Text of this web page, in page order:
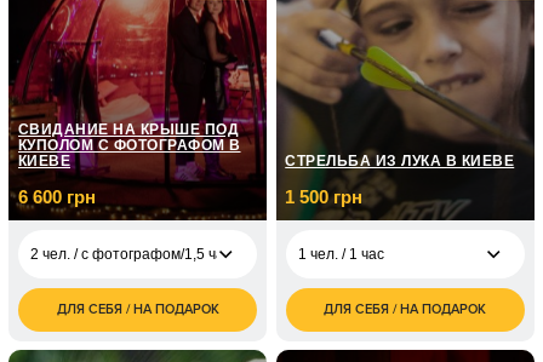
СВИДАНИЕ НА КРЫШЕ ПОД
КУПОЛОМ С ФОТОГРАФОМ В
КИЕВЕ
6 600 грн
2 чел. / с фотографом/1,5 часа
2 чел. / с
фотографом/1,5 часа
грн
ДЛЯ СЕБЯ / НА ПОДАРОК
СТРЕЛЬБА ИЗ ЛУКА В КИЕВЕ
1 500 грн
1 чел. / 1 час
1 500
грн
ДЛЯ СЕБЯ / НА ПОДАРОК